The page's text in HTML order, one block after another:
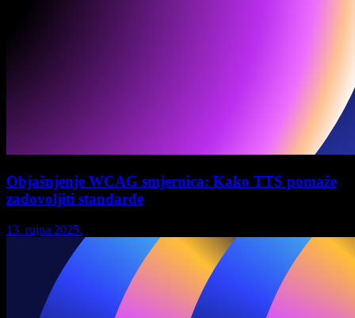
Objašnjenje WCAG smjernica: Kako TTS pomaže
zadovoljiti standarde
13. rujna 2025.